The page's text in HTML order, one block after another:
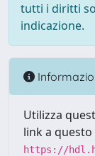
tutti i diritti
indicazione.
Utilizza
link a
https://